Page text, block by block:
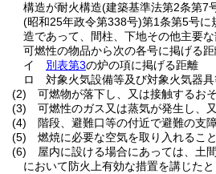
構造が耐火構造(建築基準法第2条第7
(昭和25年政令第338号)第1条第5号に
造であって、間柱、下地その他主要
可燃性の物品から次の各号に掲げる
イ
別表第3の炉の項に掲げる距離
ロ
対象火気設備等及び対象火気器
(2)
可燃物が落下し、又は接触するお
(3)
可燃性のガス又は蒸気が発生し、
(4)
階段、避難口等の付近で避難の支
(5)
燃焼に必要な空気を取り入れるこ
(6)
屋内に設ける場合にあっては、土
において防火上有効な措置を講じた